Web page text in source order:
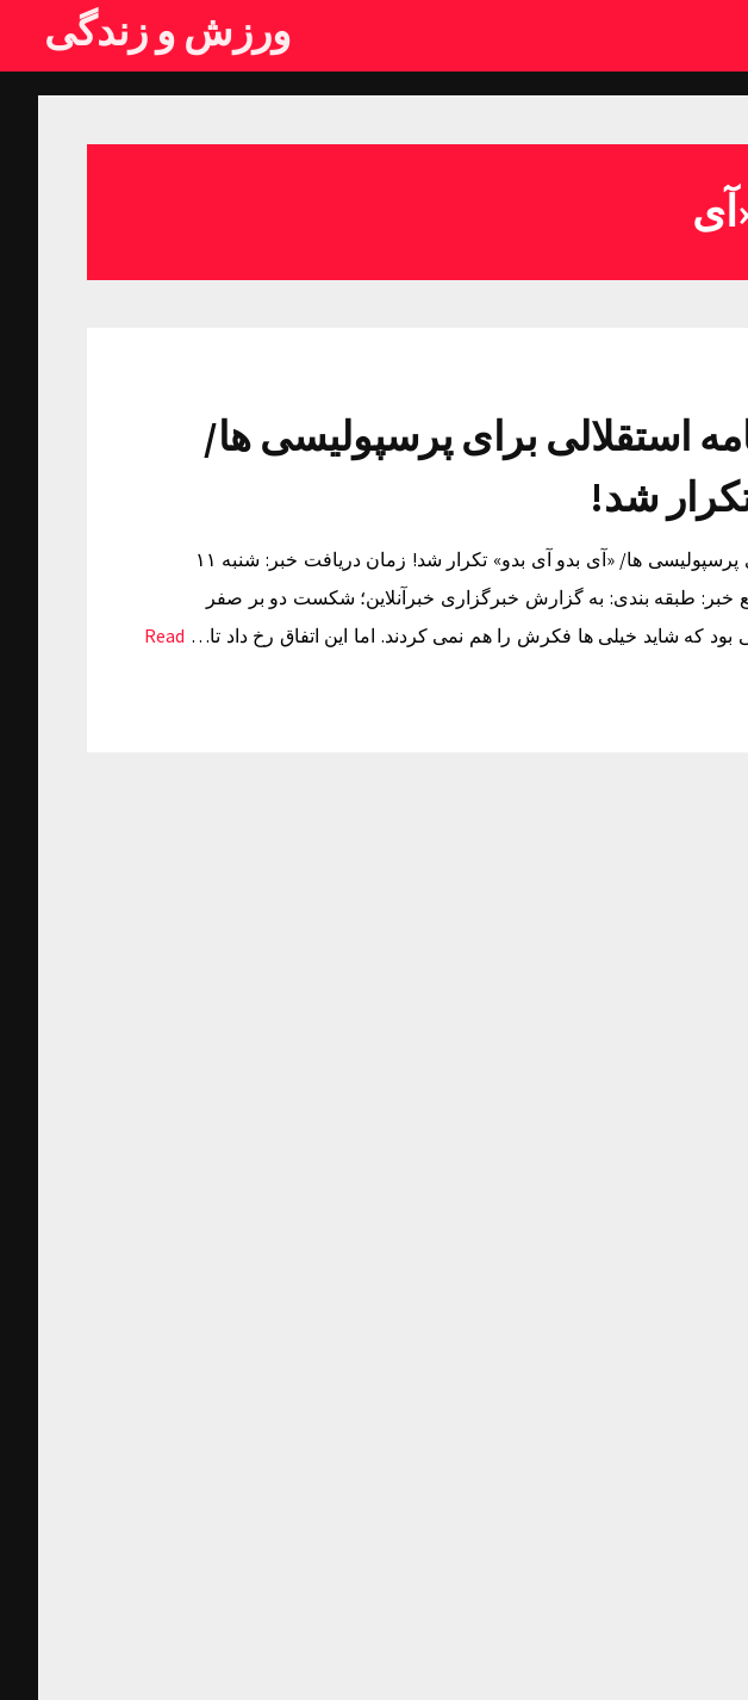
ورزش و زندگی
استقلالی برای پرسپولیسی ها/
شد!
کری خوانی روزنامه استقلالی برای پرسپولیسی ها/ «آی بدو آی بدو» تکرار شد! زمان دریافت خبر: شنبه ۱۱
۱۳۹۵ ساعت ۰۷:۱۴ منبع خبر: طبقه بندی: به گزارش خبرگزاری خبرآنلاین؛ شکست دو بر صفر
بود که شاید خیلی ها فکرش را هم نمی کردند. اما این اتفاق رخ داد تا… Read